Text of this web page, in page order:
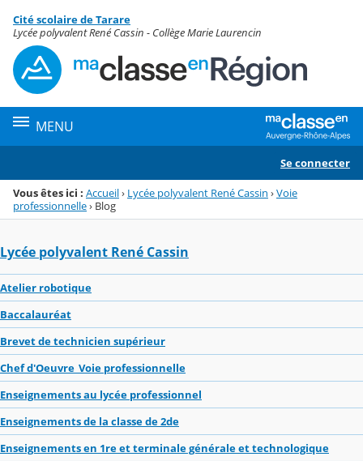
Menu de la rubrique
Contenu
Cité scolaire de Tarare
Lycée polyvalent René Cassin - Collège Marie Laurencin
MENU
Se connecter
Vous êtes ici : Accueil› Lycée polyvalent René Cassin ›Voie
professionnelle› Blog
Lycée polyvalent René Cassin
Atelier robotique
Baccalauréat
Brevet de technicien supérieur
Chef d'Oeuvre_Voie professionnelle
Enseignements au lycée professionnel
Enseignements de la classe de 2de
Enseignements en 1re et terminale générale et technologique